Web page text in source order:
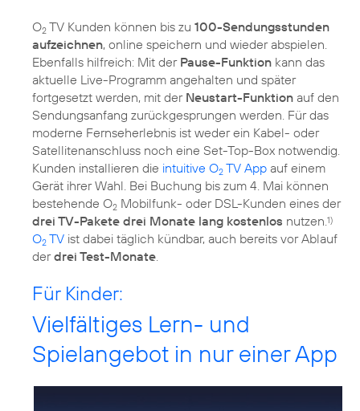
O2 TV Kunden können bis zu 100-Sendungsstunden
aufzeichnen, online speichern und wieder abspielen.
Ebenfalls hilfreich: Mit der Pause-Funktion kann das
aktuelle Live-Programm angehalten und später
fortgesetzt werden, mit der Neustart-Funktion auf den
Sendungsanfang zurückgesprungen werden. Für das
moderne Fernseherlebnis ist weder ein Kabel- oder
Satellitenanschluss noch eine Set-Top-Box notwendig.
Kunden installieren die intuitive O2 TV App auf einem
Gerät ihrer Wahl. Bei Buchung bis zum 4. Mai können
bestehende O2 Mobilfunk- oder DSL-Kunden eines der
drei TV-Pakete drei Monate lang kostenlos nutzen. 1)
O2 TV ist dabei täglich kündbar, auch bereits vor Ablauf
derdrei Test-Monate
Für Kinder:
Vielfältiges Lern- und
Spielangebot in nur einer App